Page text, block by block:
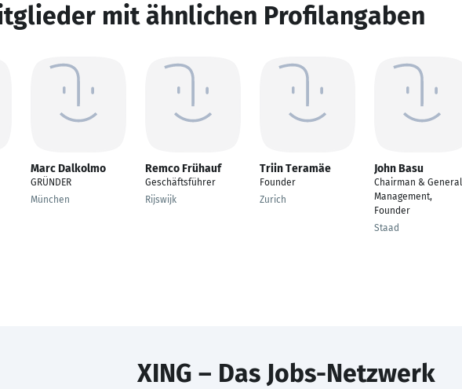
mit ähnlichen Profilangaben
Marc Dalkolmo
GRÜNDER
München
Remco Frühauf
Geschäftsführer
Rijswijk
Triin Teramäe
Founder
Zurich
John Basu
Chairman & General
Management,
Founder
Staad
XING – Das Jobs-Netzwerk